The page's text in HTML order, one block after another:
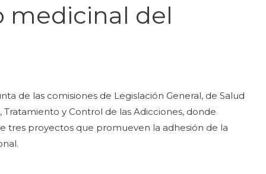
medicinal del
de las comisiones de Legislación General, de Salud
y Control de las Adicciones, donde
tres proyectos que promueven la adhesión de la